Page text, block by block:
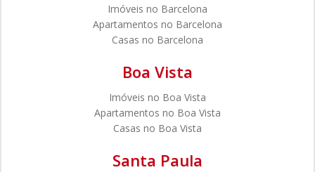
Imóveis no Barcelona
Apartamentos no Barcelona
Casas no Barcelona
Boa Vista
Imóveis no Boa Vista
Apartamentos no Boa Vista
Casas no Boa Vista
Santa Paula